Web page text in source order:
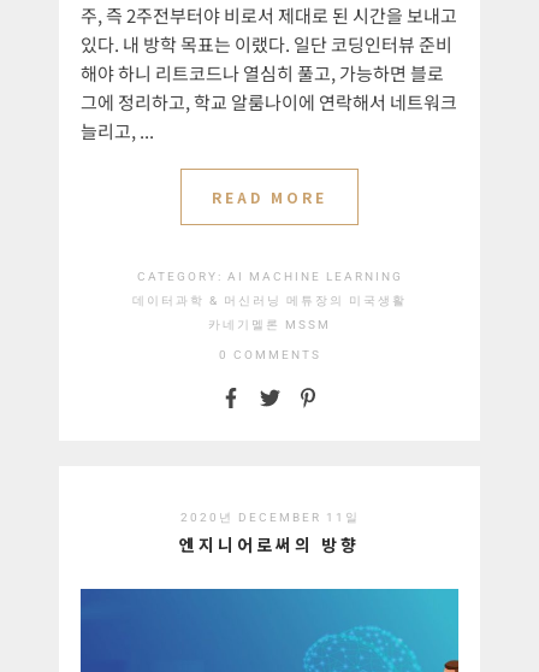
주, 즉 2주전부터야 비로서 제대로 된 시간을 보내고
있다. 내 방학 목표는 이랬다. 일단 코딩인터뷰 준비
해야 하니 리트코드나 열심히 풀고, 가능하면 블로
그에 정리하고, 학교 알룸나이에 연락해서 네트워크
늘리고, ...
READ MORE
CATEGORY: AI
MACHINE LEARNING
데이터과학 & 머신러닝
메튜장의 미국생활
카네기멜론 MSSM
0 COMMENTS
2020년 DECEMBER 11일
엔지니어로써의 방향